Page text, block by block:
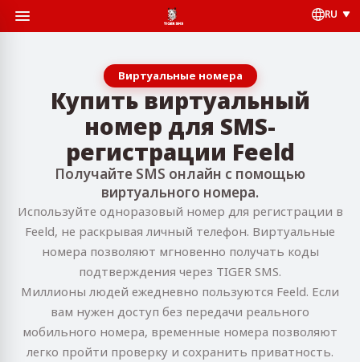
RU
Виртуальные номера
Купить виртуальный
номер для SMS-
регистрации Feeld
Получайте SMS онлайн с помощью
виртуального номера.
Используйте одноразовый номер для регистрации в
Feeld, не раскрывая личный телефон. Виртуальные
номера позволяют мгновенно получать коды
подтверждения через TIGER SMS.
Миллионы людей ежедневно пользуются Feeld. Если
вам нужен доступ без передачи реального
мобильного номера, временные номера позволяют
легко пройти проверку и сохранить приватность.